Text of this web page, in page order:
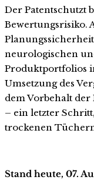
Der Patentschutzt
Bewertungsrisiko.
neurologischen
Produktportfolios
Umsetzung des
dem Vorbehalt
– ein letzter
trockenen
Stand heute, 07.